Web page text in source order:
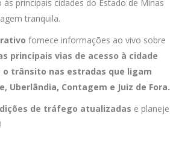
principais cidades do Estado de Minas
tranquila.
fornece informações ao vivo sobre
principais vias de acesso à cidade
o trânsito nas estradas que ligam
, Uberlândia, Contagem e Juiz de Fora.
de tráfego atualizadas e planeje